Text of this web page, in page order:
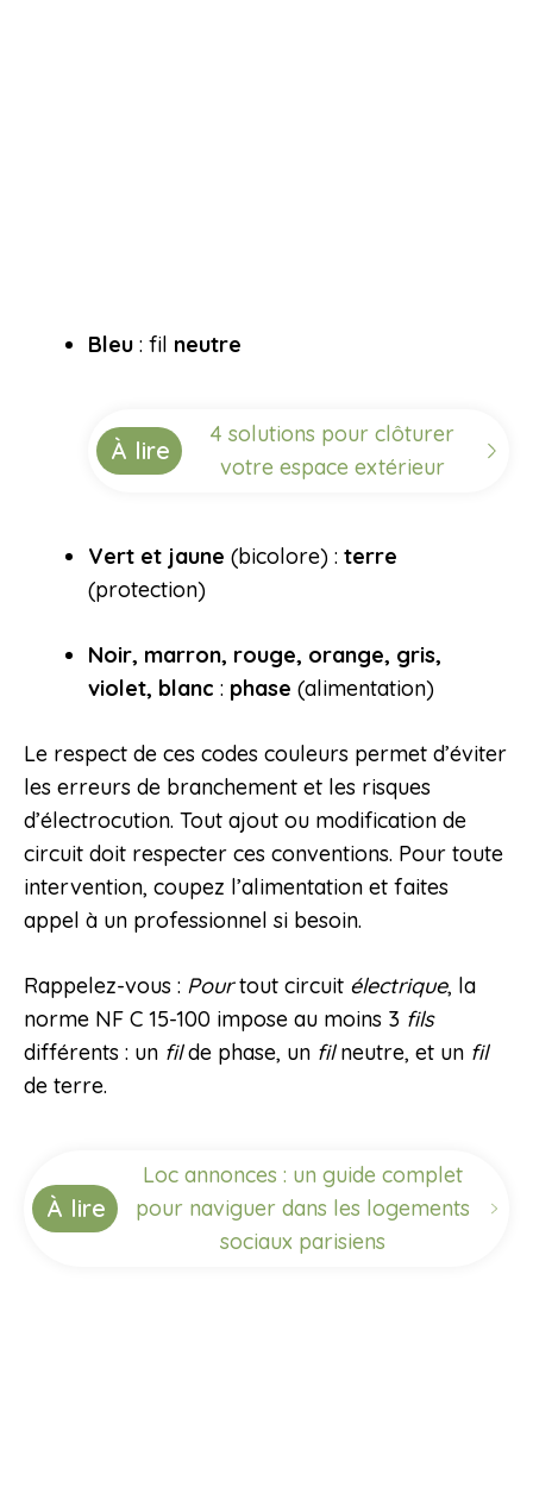
Bleu : fil neutre
À lire
4 solutions pour clôturer
votre espace extérieur
Vert et jaune (bicolore) : terre
(protection)
Noir, marron, rouge, orange, gris,
violet, blanc : phase (alimentation)
Le respect de ces codes couleurs permet d’éviter
les erreurs de branchement et les risques
d’électrocution. Tout ajout ou modification de
circuit doit respecter ces conventions. Pour toute
intervention, coupez l’alimentation et faites
appel à un professionnel si besoin.
Rappelez-vous : Pourtout circuit électrique, la
norme NF C 15-100 impose au moins 3 fils
différents : un filde phase, un filneutre, et un fil
de terre.
À lire
Loc annonces : un guide complet
pour naviguer dans les logements
sociaux parisiens